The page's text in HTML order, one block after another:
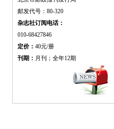
邮发代号：80-320
杂志社订阅电话：
010-68427846
定价： 40元/册
刊期： 月刊；全年12期